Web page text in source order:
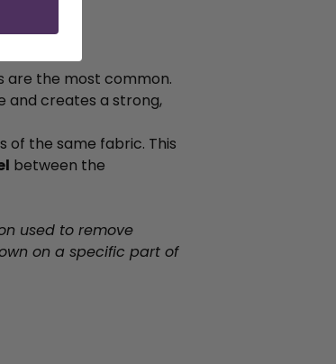
are the most common.
and creates a strong,
of the same fabric. This
between the
used to remove
on a specific part of